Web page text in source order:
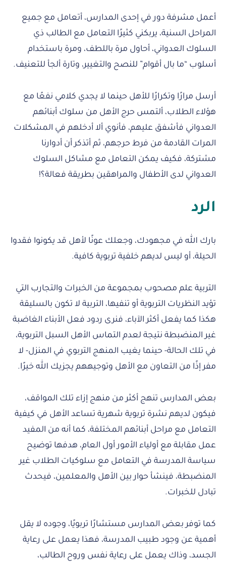
أعمل مشرفة دور في إحدى المدارس، أتعامل مع جميع
المراحل السنية، يربكني كثيرًا التعامل مع الطالب ذي
السلوك العدواني، أحاول مرة باللطف، ومرة باستخدام
أسلوب “ما بال أقوام” للنصح والتغيير، وتارة ألجأ للتعنيف.
أرسل مرارًا وتكرارًا للأهل حينما لا يجدي كلامي نفعًا مع
هؤلاء الطلاب، ألتمس حرج الأهل من سلوك أبنائهم
العدواني فأشفق عليهم، فأنوي ألا أدخلهم في المشكلات
المرات القادمة من فرط حرجهم، ثم أتذكر أن أدوارنا
مشتركة، فكيف يمكن التعامل مع مشاكل السلوك
العدواني لدى الأطفال والمراهقين بطريقة فعالة؟!
الرد
بارك الله في مجهودك، وجعلك عونًا لأهل قد يكونوا فقدوا
الحيلة، أو ليس لديهم خلفية تربوية كافية.
التربية علم مصحوب بمجموعة من الخبرات والتجارب التي
تؤيد النظريات التربوية أو تنفيها، التربية لا تكون بالسليقة
هكذا كما يفعل أكثر الآباء، فنرى ردود فعل الأبناء الغاضبة
غير المنضبطة نتيجة لعدم التماس الأهل السبل التربوية،
في تلك الحالة- حينما يغيب المنهج التربوي في المنزل- لا
مفر إذًا من التعاون مع الأهل وتوجيههم يجزيك الله خيرًا.
بعض المدارس تنهج أكثر من منهج إزاء تلك المواقف،
فيكون لديهم نشرة تربوية شهرية تساعد الأهل في كيفية
التعامل مع مراحل أبنائهم المختلفة، كما أنه من المفيد
عمل مقابلة مع أولياء الأمور أول العام، هدفها توضيح
سياسة المدرسة في التعامل مع سلوكيات الطلاب غير
المنضبطة، فينشأ حوار بين الأهل والمعلمين، فيحدث
تبادل للخبرات.
كما توفر بعض المدارس مستشارًا تربويًا، وجوده لا يقل
أهمية عن وجود طبيب المدرسة، فهذا يعمل على رعاية
الجسد، وذاك يعمل على رعاية نفس وروح الطالب،